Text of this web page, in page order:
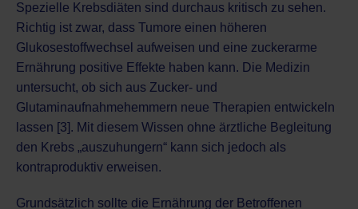
Spezielle Krebsdiäten sind durchaus kritisch zu sehen.
Richtig ist zwar, dass Tumore einen höheren
Glukosestoffwechsel aufweisen und eine zuckerarme
Ernährung positive Effekte haben kann. Die Medizin
untersucht, ob sich aus Zucker- und
Glutaminaufnahmehemmern neue Therapien entwickeln
lassen [3]. Mit diesem Wissen ohne ärztliche Begleitung
den Krebs „auszuhungern“ kann sich jedoch als
kontraproduktiv erweisen.
Grundsätzlich sollte die Ernährung der Betroffenen